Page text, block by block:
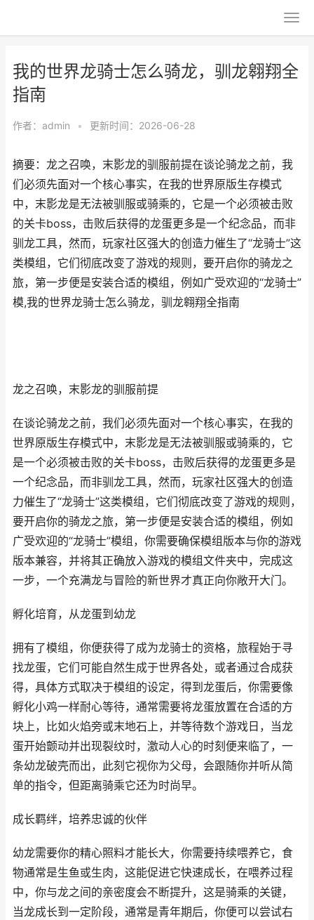
我的世界龙骑士怎么骑龙，驯龙翱翔全
指南
作者： admin • 更新时间：2026-06-28
摘要：龙之召唤，末影龙的驯服前提在谈论骑龙之前，我
们必须先面对一个核心事实，在我的世界原版生存模式
中，末影龙是无法被驯服或骑乘的，它是一个必须被击败
的关卡boss，击败后获得的龙蛋更多是一个纪念品，而非
驯龙工具，然而，玩家社区强大的创造力催生了“龙骑士”这
类模组，它们彻底改变了游戏的规则，要开启你的骑龙之
旅，第一步便是安装合适的模组，例如广受欢迎的“龙骑士”
模,我的世界龙骑士怎么骑龙，驯龙翱翔全指南
龙之召唤，末影龙的驯服前提
在谈论骑龙之前，我们必须先面对一个核心事实，在我的
世界原版生存模式中，末影龙是无法被驯服或骑乘的，它
是一个必须被击败的关卡boss，击败后获得的龙蛋更多是
一个纪念品，而非驯龙工具，然而，玩家社区强大的创造
力催生了“龙骑士”这类模组，它们彻底改变了游戏的规则，
要开启你的骑龙之旅，第一步便是安装合适的模组，例如
广受欢迎的“龙骑士”模组，你需要确保模组版本与你的游戏
版本兼容，并将其正确放入游戏的模组文件夹中，完成这
一步，一个充满龙与冒险的新世界才真正向你敞开大门。
孵化培育，从龙蛋到幼龙
拥有了模组，你便获得了成为龙骑士的资格，旅程始于寻
找龙蛋，它们可能自然生成于世界各处，或者通过合成获
得，具体方式取决于模组的设定，得到龙蛋后，你需要像
孵化小鸡一样耐心等待，通常需要将龙蛋放置在合适的方
块上，比如火焰旁或末地石上，并等待数个游戏日，当龙
蛋开始颤动并出现裂纹时，激动人心的时刻便来临了，一
条幼龙破壳而出，此刻它视你为父母，会跟随你并听从简
单的指令，但距离骑乘它还为时尚早。
成长羁绊，培养忠诚的伙伴
幼龙需要你的精心照料才能长大，你需要持续喂养它，食
物通常是生鱼或生肉，这能促进它快速成长，在喂养过程
中，你与龙之间的亲密度会不断提升，这是骑乘的关键，
当龙成长到一定阶段，通常是青年期后，你便可以尝试右